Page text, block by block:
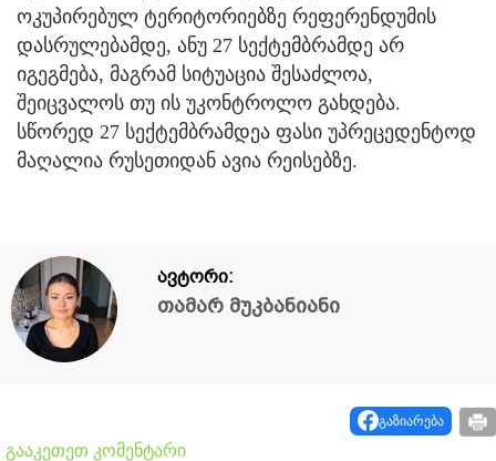
ოკუპირებულ ტერიტორიებზე რეფერენდუმის
დასრულებამდე, ანუ 27 სექტემბრამდე არ
იგეგმება, მაგრამ სიტუაცია შესაძლოა,
შეიცვალოს თუ ის უკონტროლო გახდება.
სწორედ 27 სექტემბრამდეა ფასი უპრეცედენტოდ
მაღალია რუსეთიდან ავია რეისებზე.
ავტორი:
თამარ მუკბანიანი
გაზიარება
გააკეთეთ კომენტარი